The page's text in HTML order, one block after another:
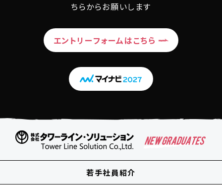
ちらからお願いします
エントリーフォームはこちら
若手社員紹介